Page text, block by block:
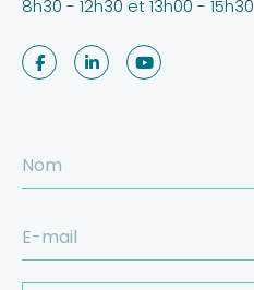
8h30 - 12h30 et 13h00 - 15h30